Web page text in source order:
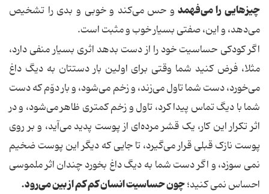
چیزهایی را می‌فهمد و حس می‌کند و خوبی و بدی را تشخیص
می‌دهد، و این، صفتی بسیار خوب و مثبت است.
اگر کودکی حساسیت خود را از دست بدهد اثری بسیار منفی دارد،
مثلا، فرض کنید شما وقتی برای اولین بار دستتان به دیگ داغ
می‌خورد، دست شما تاول می‌زند، و زخم می‌شود، و بار دوّم که دست
شما با دیگ تماس پیدا کرد، تاول و زخم کمتری ظاهر می‌شود، و در
اثر تکرار این کار، یک قشر مرده‌ای از پوست پدید می‌آید، و بر روی
پوست نازک قبلی قرار می‌گیرد، تا جایی که دیگر این پوست ضخیم
نمی سوزد، و اگر دست شما به دیگ داغ بخورد چندان اثر ملموسی
احساس نمی کنید؛چون حساسیت انسان کم کم از بین می‌رود.